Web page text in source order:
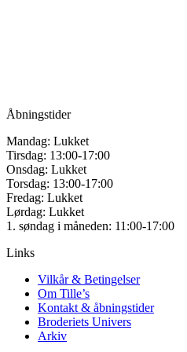
Åbningstider
Mandag: Lukket
Tirsdag: 13:00-17:00
Onsdag: Lukket
Torsdag: 13:00-17:00
Fredag: Lukket
Lørdag: Lukket
1. søndag i måneden: 11:00-17:00
Links
Vilkår & Betingelser
Om Tille’s
Kontakt & åbningstider
Broderiets Univers
Arkiv